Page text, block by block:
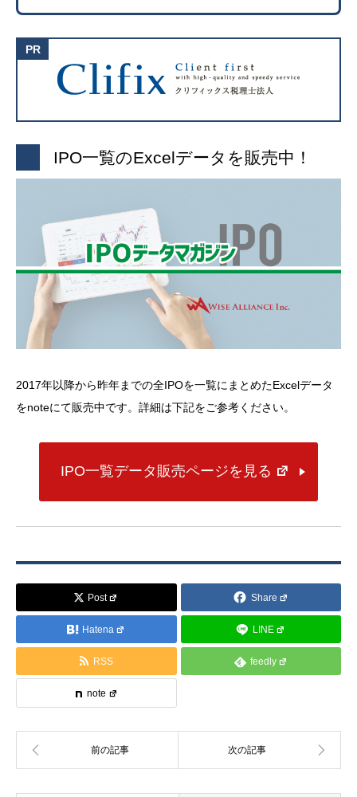
IPO一覧のExcelデータを販売中！
2017年以降から昨年までの全IPOを一覧にまとめたExcelデータ
をnoteにて販売中です。詳細は下記をご参考ください。
IPO一覧データ販売ページを見る
Post Share
Hatena LINE
RSS feedly
note